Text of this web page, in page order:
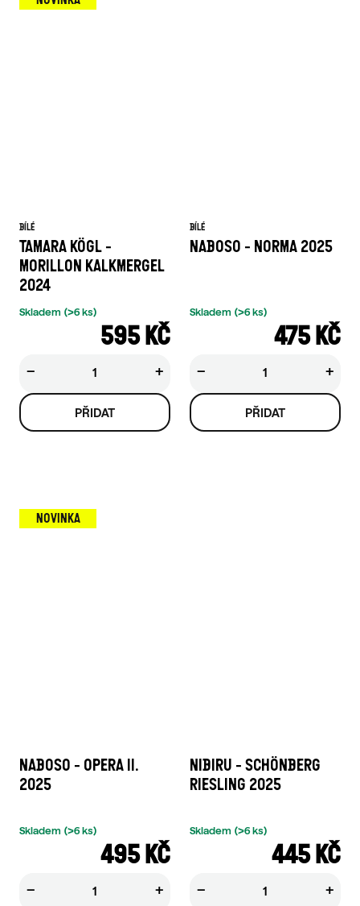
BÍLÉ
TAMARA KÖGL -
MORILLON KALKMERGEL
2024
595 KČ
Skladem (>6 ks)
+
−
BÍLÉ
NABOSO - NORMA 2025
475 KČ
Skladem (>6 ks)
+
−
NOVINKA
NABOSO - OPERA II.
2025
495 KČ
Skladem (>6 ks)
+
−
NIBIRU - SCHÖNBERG
RIESLING 2025
445 KČ
Skladem (>6 ks)
+
−